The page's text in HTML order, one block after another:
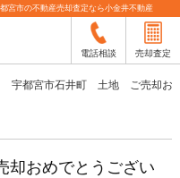
市の不動産売却査定なら小金井不動産
電話相談 売却査定
宇都宮市石井町 土地 ご売却お
おめでとうござい